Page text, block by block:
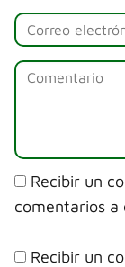
Recibir un
comentarios a
Recibir un